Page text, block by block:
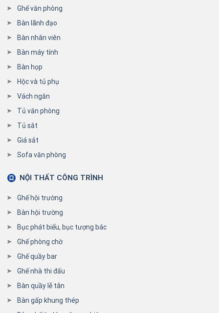
Ghế văn phòng
Bàn lãnh đạo
Bàn nhân viên
Bàn máy tính
Bàn họp
Hộc và tủ phụ
Vách ngăn
Tủ văn phòng
Tủ sắt
Giá sắt
Sofa văn phòng
NỘI THẤT CÔNG TRÌNH
Ghế hội trường
Bàn hội trường
Bục phát biểu, bục tượng bác
Ghế phòng chờ
Ghế quầy bar
Ghế nhà thi đấu
Bàn quầy lễ tân
Bàn gấp khung thép